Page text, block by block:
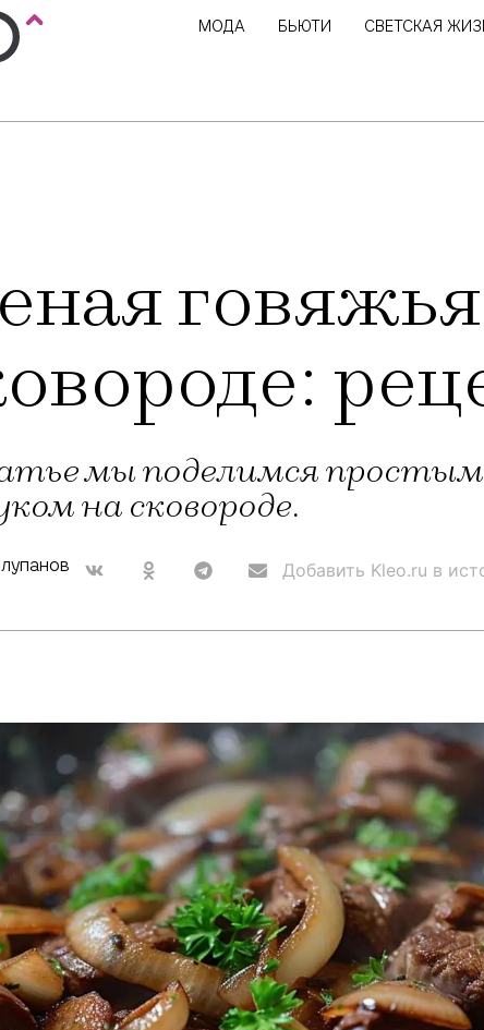
МОДА БЬЮТИ СВЕТСКАЯ
говяжья
мы поделимся
на сковороде.
Добавить Kleo.ru в